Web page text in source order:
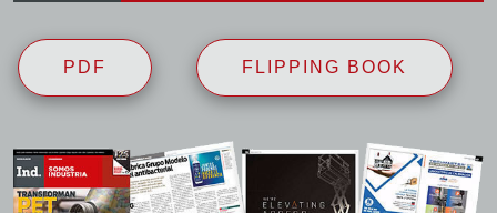
PDF FLIPPING BOOK